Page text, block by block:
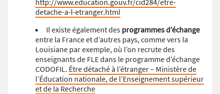
detache-a-l-etranger.html
Il existe également des programmes d’échange
entre la France et d’autres pays, comme vers la
Louisiane par exemple, où l’on recrute des
enseignants de FLE dans le programme d’échange
CODOFIL. Être détaché à l’étranger – Ministère de
l’Éducation nationale, de l’Enseignement supérieur
et de la Recherche